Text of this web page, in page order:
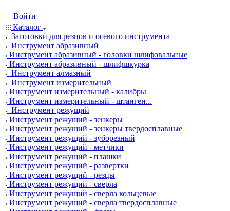
Войти
Каталог
Заготовки для резцов и осевого инструмента
Инструмент абразивный
Инструмент абразивный - головки шлифовальные
Инструмент абразивный - шлифшкурка
Инструмент алмазный
Инструмент измерительный
Инструмент измерительный - калибры
Инструмент измерительный - штанген...
Инструмент режущий
Инструмент режущий - зенкеры
Инструмент режущий - зенкеры твердосплавные
Инструмент режущий - зуборезный
Инструмент режущий - метчики
Инструмент режущий - плашки
Инструмент режущий - развертки
Инструмент режущий - резцы
Инструмент режущий - сверла
Инструмент режущий - сверла кольцевые
Инструмент режущий - сверла твердосплавные